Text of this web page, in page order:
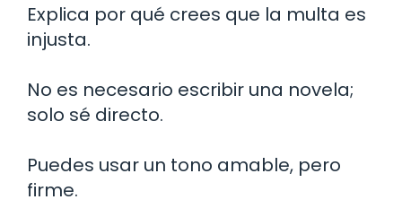
Explica por qué crees que la multa es
injusta.
No es necesario escribir una novela;
solo sé directo.
Puedes usar un tono amable, pero
firme.